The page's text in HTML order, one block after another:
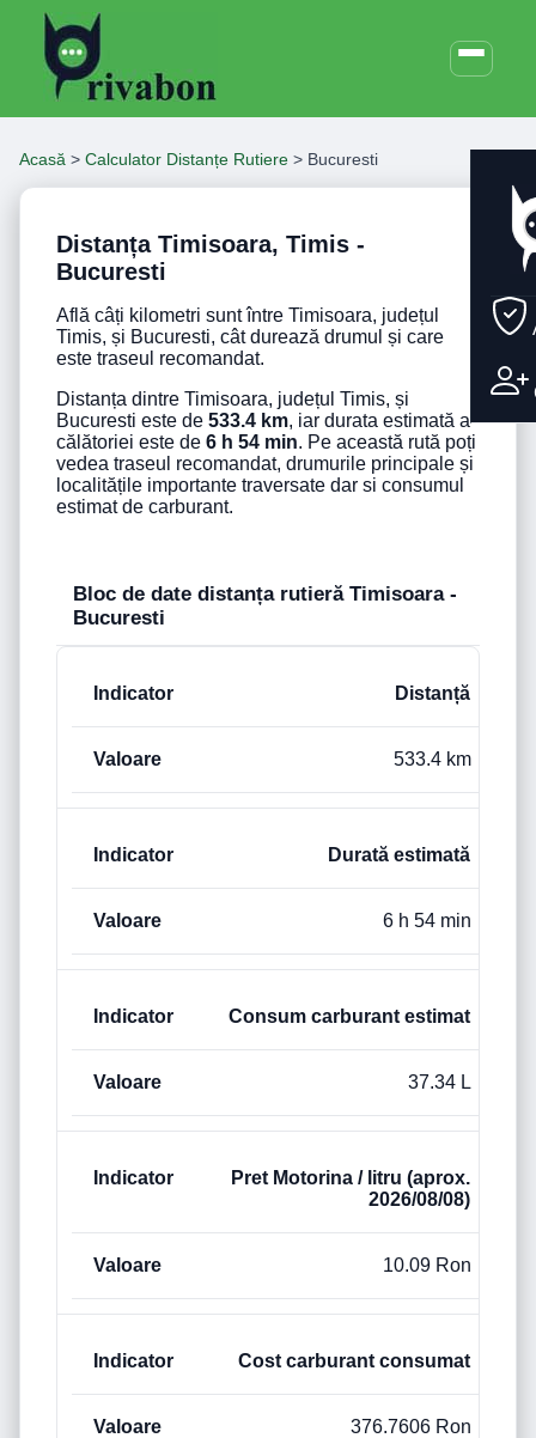
Acasă > Calculator Distanțe Rutiere > Bucuresti
Distanța Timisoara, Timis -
Bucuresti
Află câți kilometri sunt între Timisoara, județul
Timis, și Bucuresti, cât durează drumul și care
este traseul recomandat.
Distanța dintre Timisoara, județul Timis, și
Bucuresti este de 533.4 km, iar durata estimată a
călătoriei este de 6 h 54 min. Pe această rută poți
vedea traseul recomandat, drumurile principale și
localitățile importante traversate dar si consumul
estimat de carburant.
Bloc de date distanța rutieră Timisoara -
Bucuresti
Distanță
533.4 km
Durată estimată
6 h 54 min
Consum carburant estimat
37.34 L
Pret Motorina / litru (aprox.
2026/08/08)
10.09 Ron
Cost carburant consumat
376.7606 Ron